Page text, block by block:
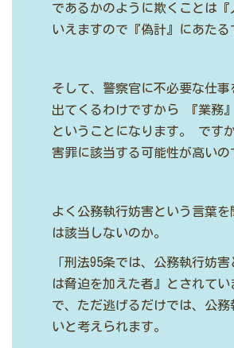
であるかのように欺くことは『
いえますので『偽計』にあたる
そして、警察官に不必要な仕
出てくるわけですから 『業務
ということになります。
です
害罪に該当する可能性が高いの
よく公務執行妨害という言葉
は該当しないのか。
「刑法95条では、公務執行妨害
は脅迫を加えた者』とされてい
で、ただ逃げるだけでは、公
いと考えられます。